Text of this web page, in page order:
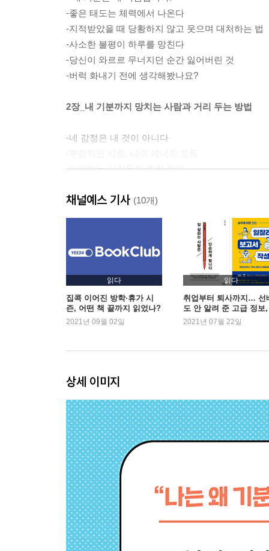
-좋은 태도는 체력에서 나온다
-지적받았을 때 당황하지 않고 웃으며 대처하는 법
-사소한 불평이 하루를 망친다
-당신이 와르르 무너지던 순간 잃어버린 것
-버럭 화내기 전에 생각해봤나요?
2장_내 기분까지 망치는 사람과 거리 두는 방법
-네 감정은 내 것이 아니다
-막말하는 사람들의 흔한 착각
-“괜찮아, 그건 아주 자연스러운 감정이야.”
3장_ 기분을 내 편으로 만들면 인생이 달라진다
-자세를 바꾸는 것만으로 기분이 바뀐다
-나쁜 생각이 내 마음을 지옥으로 만든다
-소중한 친구에게 하는 말을 나 자신에게도
-강의실을 눈물바다로 만든 수업
4장_우리가 감정에 대해 오해하는 것들
-우울증 환자에게 “운동하라”는 조언이 무례한 이유
-할리우드 배우는 왜 죄책감에 시달렸을까
-기쁨도 슬픔도 생각보다 오래가지 않는다
-낙관적인 사람은 항상 같은 곳에서 넘어진다
-감정을 계속 억누르다 보면 생기는 일
5장_나쁜 감정으로부터 나를 지키는 연습
-불안감: 지나치게 깊이 생각하지 않아야 나를 지킨
채널예스 기사 (10개)
읽다
집콕 이어진 방학·휴가 시
즌, 어떤 책 끝까지 읽었나?
2021년 09월 02일
읽다
취업부터 퇴사까지… 선
도 안 알려 준 고급 정보,
'책'에서 찾는 MZ세대
2021년 07월 22일
상세 이미지